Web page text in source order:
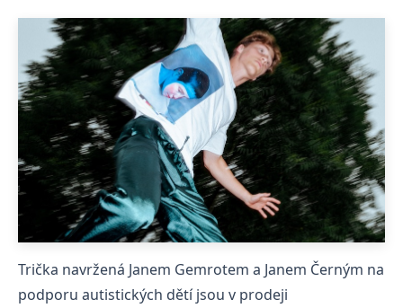
Trička navržená Janem Gemrotem a Janem Černým na
podporu autistických dětí jsou v prodeji